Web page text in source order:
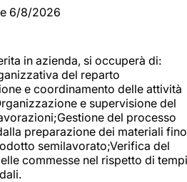
6/8/2026
in azienda, si occuperà di:
del reparto
e coordinamento delle attività
e supervisione del
del processo
preparazione dei materiali fino
semilavorato;Verifica del
commesse nel rispetto di